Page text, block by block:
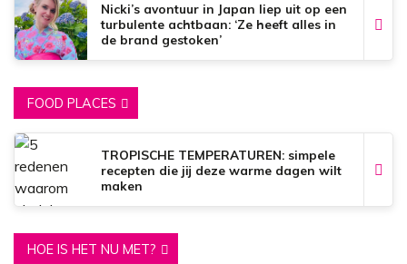
Nicki’s avontuur in Japan liep uit op een
turbulente achtbaan: ‘Ze heeft alles in
de brand gestoken’
FOOD PLACES
TROPISCHE TEMPERATUREN: simpele
recepten die jij deze warme dagen wilt
maken
HOE IS HET NU MET?